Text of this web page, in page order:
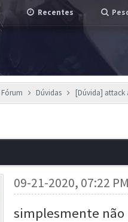
Recentes
Fórum Dúvidas [Dúvida] attack
09-21-2020, 07:22
simplesmente